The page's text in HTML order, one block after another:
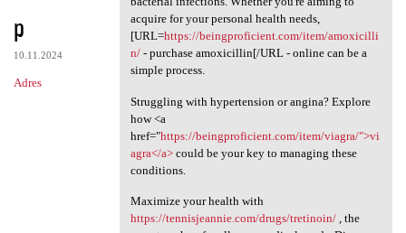
p
10.11.2024
Adres
acquire for your personal health needs,
[URL=https://beingproficient.com/item/amoxicilli
n/- purchase amoxicillin[/URL - online can be a
simple process.
Struggling with hypertension or angina? Explore
how <a
href="https://beingproficient.com/item/viagra/">vi
agra</a>could be your key to managing these
conditions.
Maximize your health with
https://tennisjeannie.com/drugs/tretinoin/, the